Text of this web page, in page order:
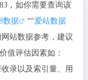
，如你需要查询该
数据 ""爱站数据
站数据参考，建议
值评估因素如：
录以及索引量、用